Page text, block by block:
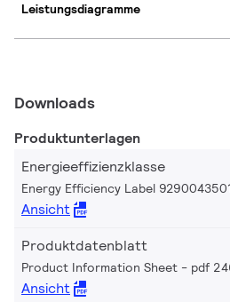
Leistungsdiagramme
Downloads
Produktunterlagen
Energieeffizienzklasse
Energy Efficiency Label
Ansicht
Produktdatenblatt
Product Information Sheet pdf
Ansicht